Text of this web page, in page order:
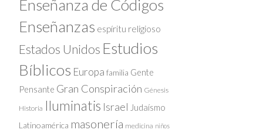
Enseñanza de Códigos
Enseñanzas espíritu religioso
Estados Unidos Estudios
Bíblicos Europa familia Gente
Pensante Gran Conspiración Génesis
Historia Iluminatis Israel Judaísmo
Latinoamérica masonería medicina niños